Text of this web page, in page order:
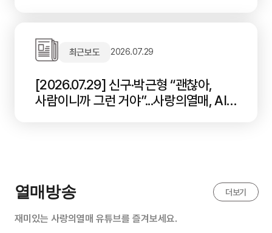
최근보도 2026.07.29
[2026.07.29] 신구·박근형 “괜찮아,
사람이니까 그런 거야”...사랑의열매, AI
열매방송
재미있는 사랑의열매 유튜브를 즐겨보세요.
더보기